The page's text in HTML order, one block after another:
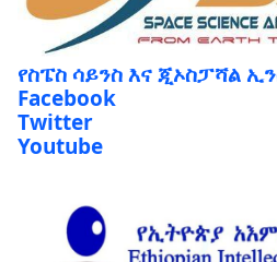
የስፔስ ሳይንስ እና ጂኦስፓሻል
Facebook
Twitter
Youtube